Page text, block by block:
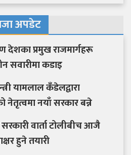
अपडेट
देशका प्रमुख राजमार्गहरू
सवारीमा कडाइ
यामलाल कँडेलद्वारा
नेतृत्वमा नयाँ सरकार बन्ने
वार्ता टोलीबीच आजै
हुने तयारी